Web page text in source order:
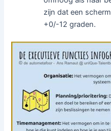
zijn dat een
+0/-12 graden.